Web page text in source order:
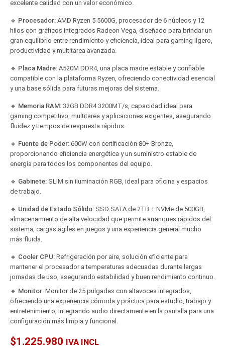
excelente calidad con un valor económico.
🔸 Procesador: AMD Ryzen 5 5600G, procesador de 6 núcleos y 12
hilos con gráficos integrados Radeon Vega, diseñado para brindar un
gran equilibrio entre rendimiento y eficiencia, ideal para gaming ligero,
productividad y multitarea avanzada.
🔸 Placa Madre: A520M DDR4, una placa madre estable y confiable
compatible con la plataforma Ryzen, ofreciendo conectividad esencial
y una base sólida para futuras mejoras del sistema.
🔸 Memoria RAM: 32GB DDR4 3200MT/s, capacidad ideal para
gaming competitivo, multitarea y aplicaciones exigentes, asegurando
fluidez y tiempos de respuesta rápidos.
🔸 Fuente de Poder: 600W con certificación 80+ Bronze,
proporcionando eficiencia energética y un suministro estable de
energía para todos los componentes del equipo.
🔸 Gabinete: SLIM sin iluminación RGB, ideal para oficina y espacios
de trabajo.
🔸 Unidad de Estado Sólido: SSD SATA de 2TB + NVMe de 500GB,
almacenamiento de alta velocidad que permite arranques rápidos del
sistema, cargas ágiles en juegos y una experiencia general mucho
más fluida.
🔸 Cooler CPU: Refrigeración por aire, solución eficiente para
mantener el procesador a temperaturas adecuadas durante largas
jornadas de uso, asegurando estabilidad y buen rendimiento continuo.
🔸 Monitor: Monitor de 25 pulgadas con altavoces integrados,
ofreciendo una experiencia cómoda y práctica para estudio, trabajo y
entretenimiento, integrando audio directamente en la pantalla para una
configuración más limpia y funcional.
$1.225.980 IVA INCL